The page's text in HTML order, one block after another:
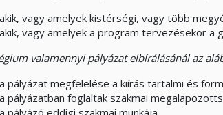
akik, vagy amelyek kistérségi, vagy több
akik, vagy amelyek a program tervezésekor
valamennyi pályázat elbírálásánál az
a pályázat megfelelése a kiírás tartalmi és
a pályázatban foglaltak szakmai
a pályázó eddigi szakmai munkája,